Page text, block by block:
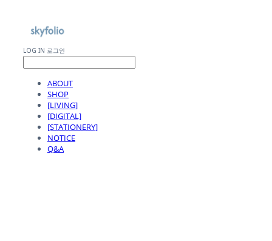
LOG IN 로그인
ABOUT
SHOP
[LIVING]
[DIGITAL]
[STATIONERY]
NOTICE
Q&A